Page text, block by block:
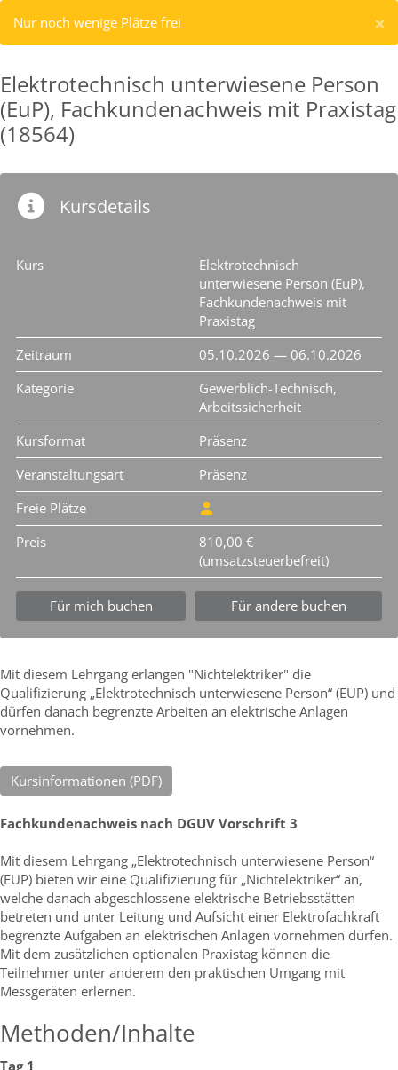
×
Nur noch wenige Plätze frei
Elektrotechnisch unterwiesene Person
(EuP), Fachkundenachweis mit Praxistag
(18564)
Kursdetails
Kurs
Elektrotechnisch
unterwiesene Person (EuP),
Fachkundenachweis mit
Praxistag
Zeitraum
05.10.2026 — 06.10.2026
Kategorie
Gewerblich-Technisch,
Arbeitssicherheit
Kursformat
Präsenz
Veranstaltungsart
Präsenz
Freie Plätze
Preis
810,00 €
(umsatzsteuerbefreit)
Für mich buchen Für andere buchen
Mit diesem Lehrgang erlangen "Nichtelektriker" die
Qualifizierung „Elektrotechnisch unterwiesene Person“ (EUP) und
dürfen danach begrenzte Arbeiten an elektrische Anlagen
vornehmen.
Kursinformationen (PDF)
Fachkundenachweis nach DGUV Vorschrift 3
Mit diesem Lehrgang „Elektrotechnisch unterwiesene Person“
(EUP) bieten wir eine Qualifizierung für „Nichtelektriker“ an,
welche danach abgeschlossene elektrische Betriebsstätten
betreten und unter Leitung und Aufsicht einer Elektrofachkraft
begrenzte Aufgaben an elektrischen Anlagen vornehmen dürfen.
Mit dem zusätzlichen optionalen Praxistag können die
Teilnehmer unter anderem den praktischen Umgang mit
Messgeräten erlernen.
Methoden/Inhalte
Tag 1